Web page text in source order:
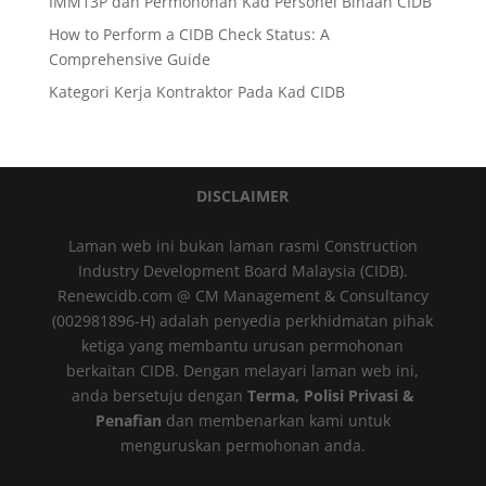
How to Perform a CIDB Check Status: A
Comprehensive Guide
Kategori Kerja Kontraktor Pada Kad CIDB
DISCLAIMER
Laman web ini bukan laman rasmi Construction
Industry Development Board Malaysia (CIDB).
Renewcidb.com @ CM Management & Consultancy
(002981896-H) adalah penyedia perkhidmatan pihak
ketiga yang membantu urusan permohonan
berkaitan CIDB. Dengan melayari laman web ini,
anda bersetuju dengan Terma, Polisi Privasi &
Penafian dan membenarkan kami untuk
menguruskan permohonan anda.